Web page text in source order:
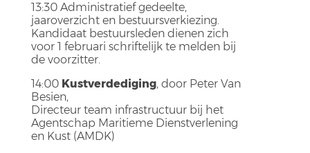
13:30 Administratief gedeelte,
jaaroverzicht en bestuursverkiezing.
Kandidaat bestuursleden dienen zich
voor 1 februari schriftelijk te melden bij
de voorzitter.
14:00 Kustverdediging, door Peter Van
Besien,
Directeur team infrastructuur bij het
Agentschap Maritieme Dienstverlening
en Kust (AMDK)